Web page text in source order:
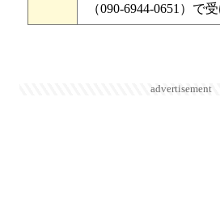
（090-6944-0651）で
advertisement